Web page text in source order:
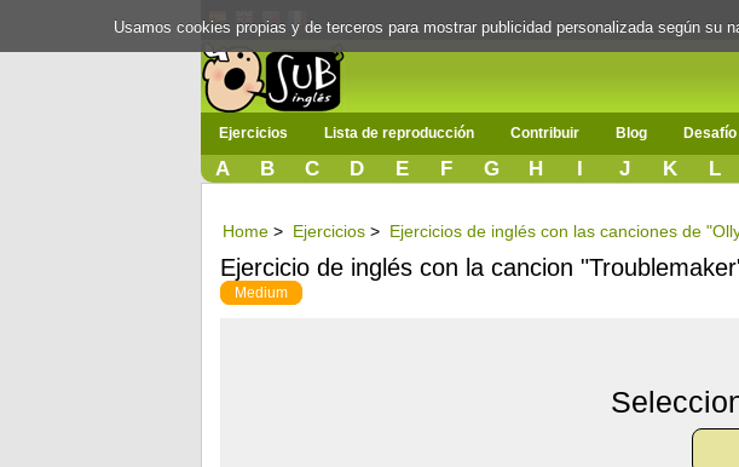
Ejercicios Lista de reproducción Contribuir Blog Desafío
A B C D E F G H I J K L
Home > Ejercicios > Ejercicios de inglés con las canciones de
Ejercicio de inglés con la cancion
Medium
Usamos cookies propias y de terceros para mostrar publicidad personalizada según